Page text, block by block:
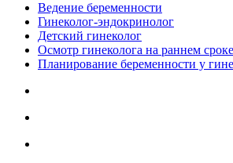
Ведение беременности
Гинеколог-эндокринолог
Детский гинеколог
Осмотр гинеколога на раннем
Планирование беременности у